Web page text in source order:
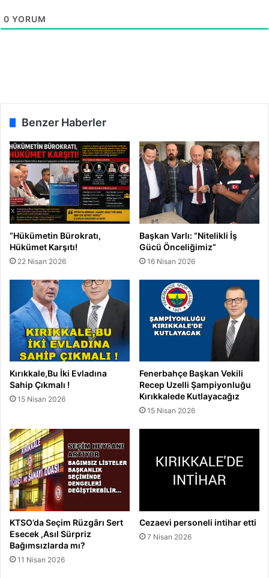
0 YORUM
Benzer Haberler
“Hükümetin Bürokratı,
Hükümet Karşıtı!
22 Nisan 2026
Başkan Varlı: “Nitelikli İş
Gücü Önceliğimiz”
16 Nisan 2026
Kırıkkale,Bu İki Evladına
Sahip Çıkmalı !
15 Nisan 2026
Fenerbahçe Başkan Vekili
Recep Uzelli Şampiyonluğu
Kırıkkalede Kutlayacağız
15 Nisan 2026
KTSO’da Seçim Rüzgârı Sert
Esecek ,Asıl Sürpriz
Bağımsızlarda mı?
11 Nisan 2026
Cezaevi personeli intihar etti
7 Nisan 2026